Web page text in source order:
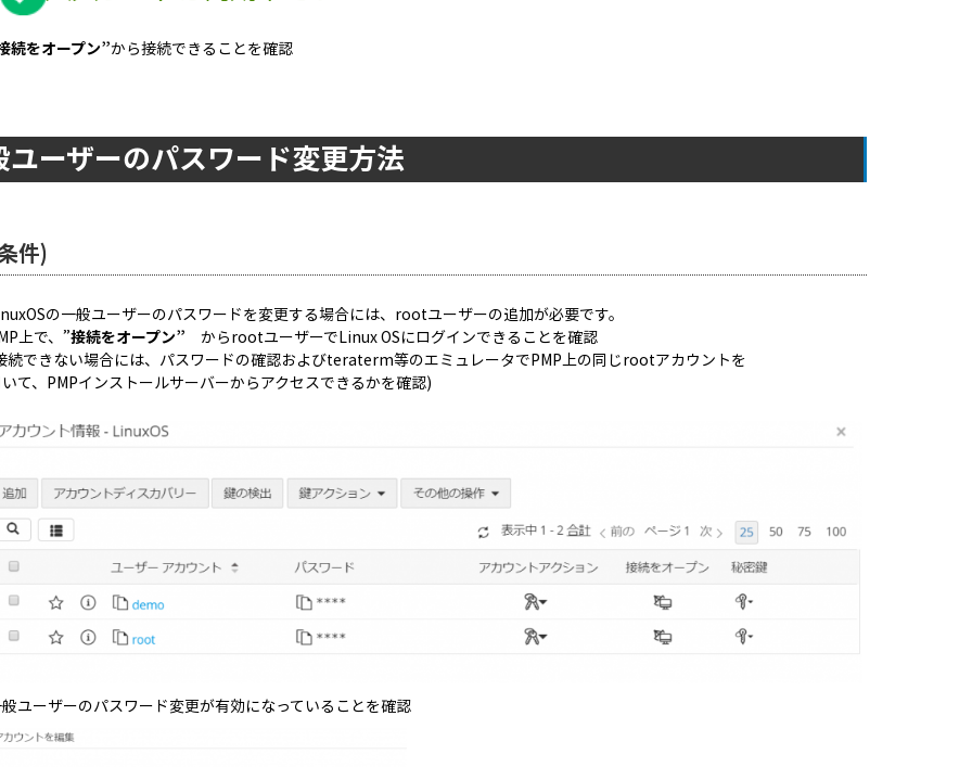
続をオープン”から接続できることを確認
ユーザーのパスワード変更方法
件)
の一般ユーザーのパスワードを変更する場合には、rootユーザーの追加が必要です。
上で、”接続をオープン” からrootユーザーでLinux OSにログインできることを確認
続できない場合には、パスワードの確認およびteraterm等のエミュレータでPMP上の同じrootアカウントを
て、PMPインストールサーバーからアクセスできるかを確認)
ユーザーのパスワード変更が有効になっていることを確認